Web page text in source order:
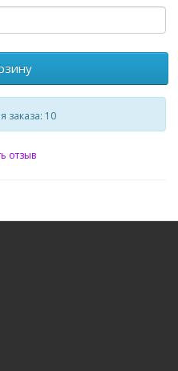
заказа: 10
отзыв